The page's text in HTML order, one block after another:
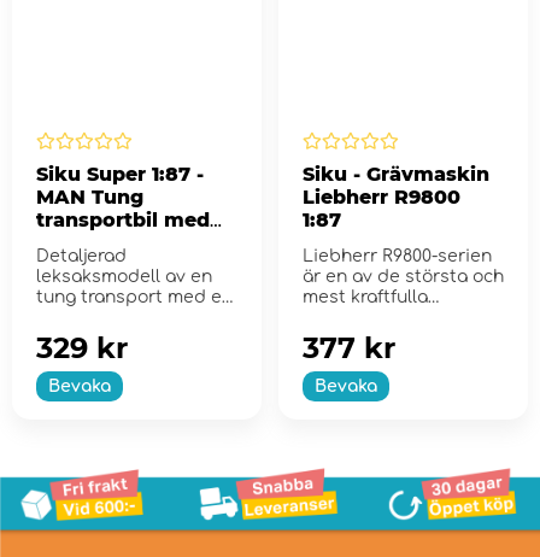
Siku Super 1:87 -
MAN Tung
transportbil med
yacht
Detaljerad
leksaksmodell av en
tung transport med en
samling!
Bevaka
329 kr
Siku - Grävmaskin
Liebherr R9800
1:87
Liebherr R9800-serien
är en av de största och
mest kraftfulla
Bevaka
377 kr